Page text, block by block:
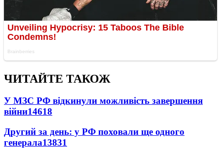
ЧИТАЙТЕ ТАКОЖ
У МЗС РФ відкинули можливість завершення
війни14618
Другий за день: у РФ поховали ще одного
генерала13831